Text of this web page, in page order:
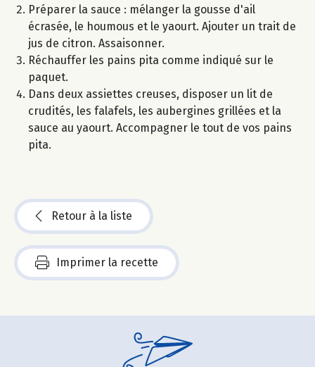
Préparer la sauce : mélanger la gousse d'ail
écrasée, le houmous et le yaourt. Ajouter un trait de
jus de citron. Assaisonner.
Réchauffer les pains pita comme indiqué sur le
paquet.
Dans deux assiettes creuses, disposer un lit de
crudités, les falafels, les aubergines grillées et la
sauce au yaourt. Accompagner le tout de vos pains
pita.
Retour à la liste
Imprimer la recette